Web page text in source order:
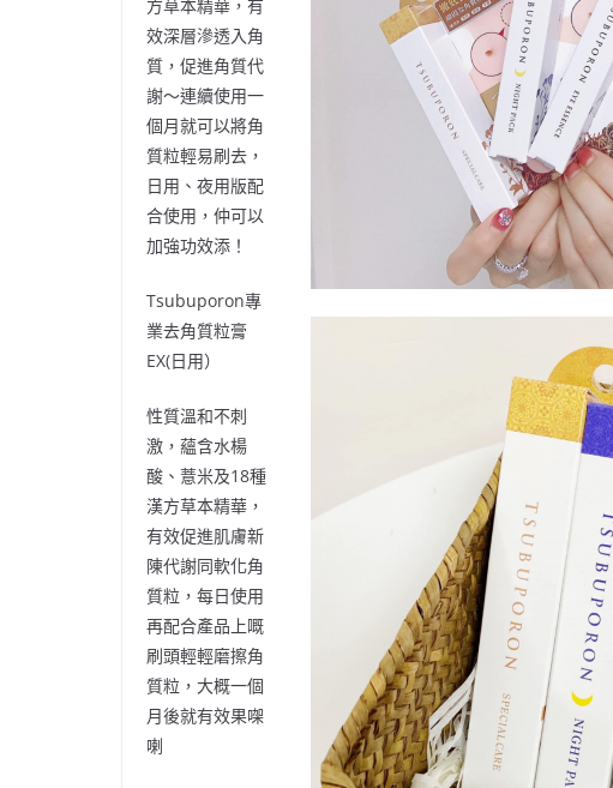
方草本精華 ，有
效深層滲透入角
質，促進角質代
謝～連續使用一
個月就可以將角
質粒輕易刷去，
日用、夜用版配
合使用，仲可以
加強功效添！
Tsubuporon專
業去角質粒膏
EX(日用）
性質溫和不刺
激，蘊含水楊
酸、薏米及18種
漢方草本精華，
有效促進肌膚新
陳代謝同軟化角
質粒 ，每日使用
再配合產品上嘅
刷頭輕輕磨擦角
質粒，大概一個
月後就有效果㗎
喇